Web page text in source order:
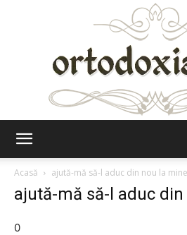
Acasă
ajută-mă să-l aduc din nou la mine
ajută-mă să-l aduc
0